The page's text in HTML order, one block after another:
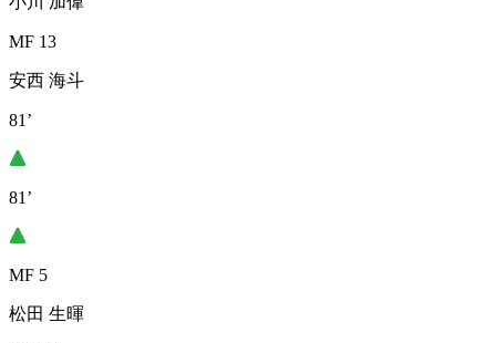
MF 13
安西 海斗
81’
81’
MF 5
松田 生暉